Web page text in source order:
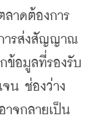
ลาดต้องการ
ารส่งสัญญาณ
ข้อมูลที่รองรับ
น ช่องว่าง
าจกลายเป็น